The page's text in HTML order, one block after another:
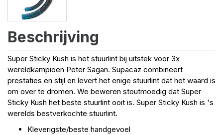
Beschrijving
Super Sticky Kush is het stuurlint bij uitstek voor 3x
wereldkampioen Peter Sagan. Supacaz combineert
prestaties en stijl en levert het enige stuurlint dat het waard is
om over te dromen. We beweren stoutmoedig dat Super
Sticky Kush het beste stuurlint ooit is. Super Sticky Kush is 's
werelds bestverkochte stuurlint.
Kleverigste/beste handgevoel